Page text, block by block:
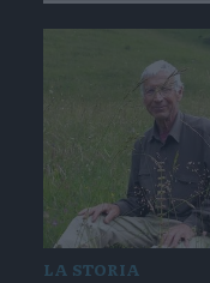
LA STORIA